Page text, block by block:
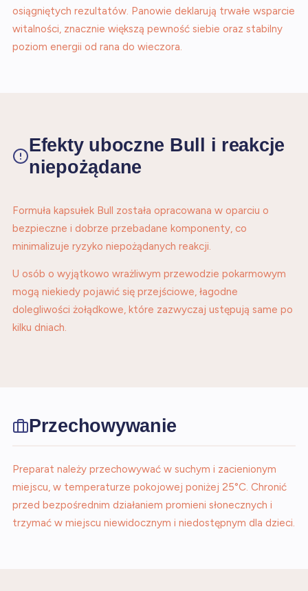
osiągniętych rezultatów. Panowie deklarują trwałe wsparcie
witalności, znacznie większą pewność siebie oraz stabilny
poziom energii od rana do wieczora.
Efekty uboczne Bull i reakcje
niepożądane
Formuła kapsułek Bull została opracowana w oparciu o
bezpieczne i dobrze przebadane komponenty, co
minimalizuje ryzyko niepożądanych reakcji.
U osób o wyjątkowo wrażliwym przewodzie pokarmowym
mogą niekiedy pojawić się przejściowe, łagodne
dolegliwości żołądkowe, które zazwyczaj ustępują same po
kilku dniach.
Przechowywanie
Preparat należy przechowywać w suchym i zacienionym
miejscu, w temperaturze pokojowej poniżej 25°C. Chronić
przed bezpośrednim działaniem promieni słonecznych i
trzymać w miejscu niewidocznym i niedostępnym dla dzieci.